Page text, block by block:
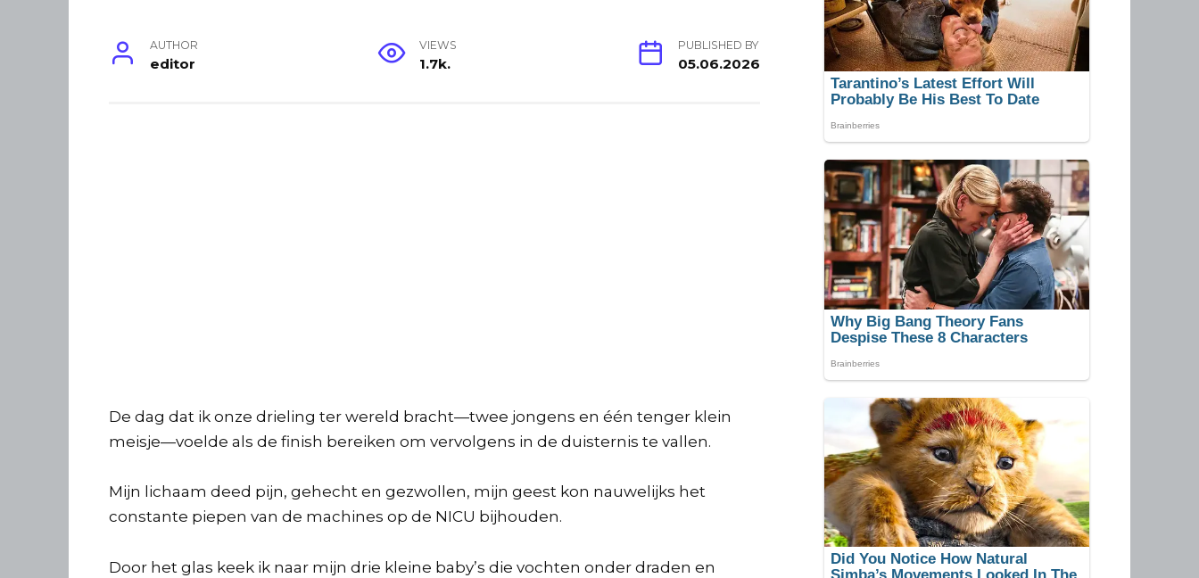
AUTHOR
editor
VIEWS
1.7k.
PUBLISHED BY
05.06.2026
De dag dat ik onze drieling ter wereld bracht—twee jongens en één tenger klein
meisje—voelde als de finish bereiken om vervolgens in de duisternis te vallen.
Mijn lichaam deed pijn, gehecht en gezwollen, mijn geest kon nauwelijks het
constante piepen van de machines op de NICU bijhouden.
Door het glas keek ik naar mijn drie kleine baby’s die vochten onder draden en